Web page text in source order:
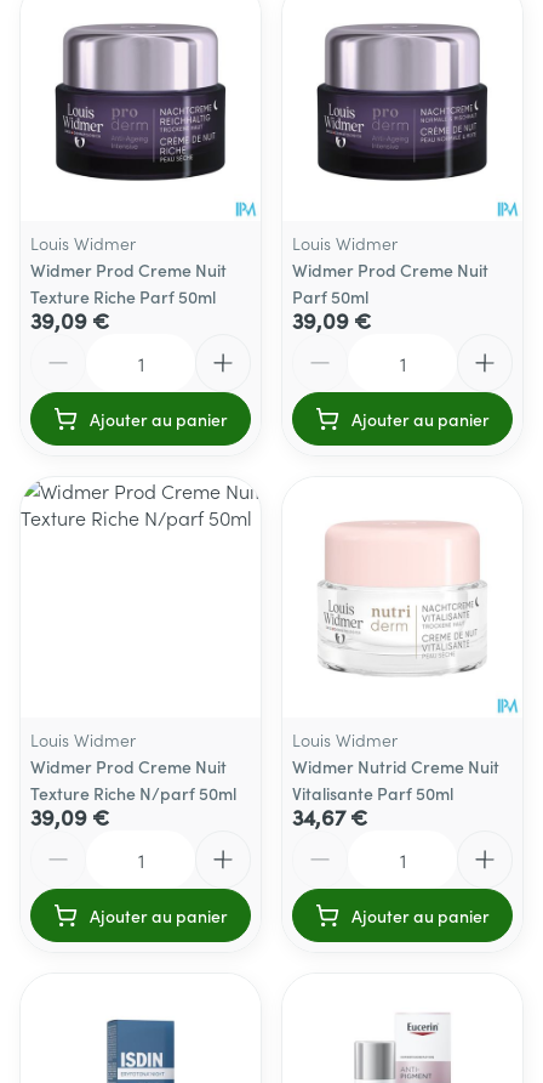
Louis Widmer
Widmer Prod Creme Nuit
Texture Riche Parf 50ml
39,09 €
Ajouter au panier
Louis Widmer
Widmer Prod Creme Nuit
Parf 50ml
39,09 €
Ajouter au panier
Louis Widmer
Widmer Prod Creme Nuit
Texture Riche N/parf 50ml
39,09 €
Ajouter au panier
Louis Widmer
Widmer Nutrid Creme Nuit
Vitalisante Parf 50ml
34,67 €
Ajouter au panier